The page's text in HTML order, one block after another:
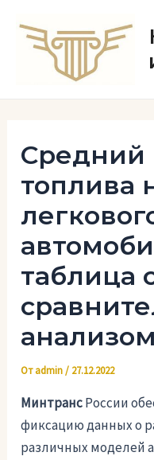
содержимому
Средний
топлива
таблица
анализом
Отadmin/ 27.12.2022
МинтрансРоссии
фиксацию данных о
различных моделей